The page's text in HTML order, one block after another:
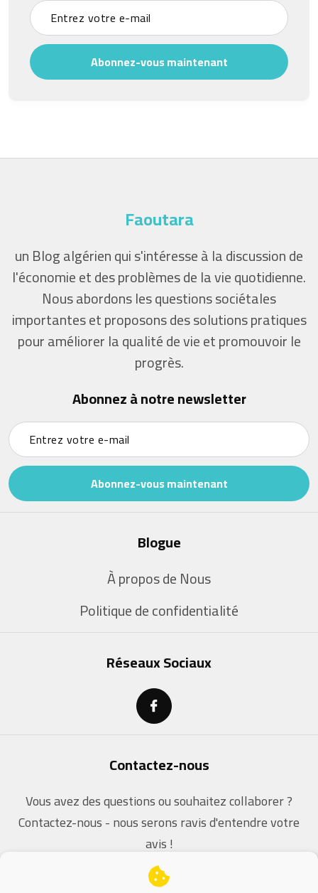
Abonnez-vous maintenant
Faoutara
un Blog algérien qui s'intéresse à la discussion de
l'économie et des problèmes de la vie quotidienne.
Nous abordons les questions sociétales
importantes et proposons des solutions pratiques
pour améliorer la qualité de vie et promouvoir le
progrès.
Abonnez à notre newsletter
Abonnez-vous maintenant
Blogue
À propos de Nous
Politique de confidentialité
Réseaux Sociaux
Contactez-nous
Vous avez des questions ou souhaitez collaborer ?
Contactez-nous - nous serons ravis d'entendre votre
avis !
contact@dz-coders.com